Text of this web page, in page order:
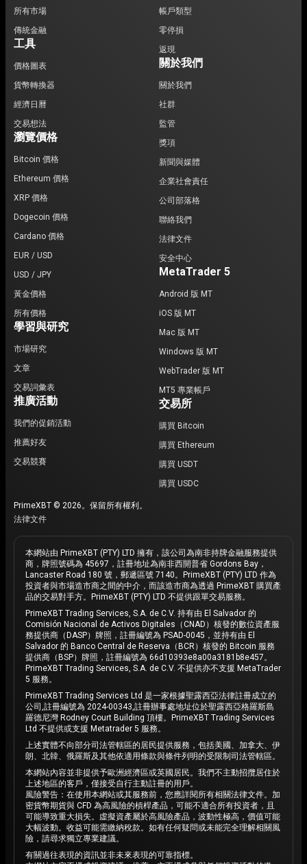
所有市場
傳統金融
工具
價格圖表
貨幣轉換器
經濟日曆
交易想法
瀏覽價格
Bitcoin 價格
Ethereum 價格
XRP 價格
Dogecoin 價格
Cardano 價格
EUR / USD
USD / JPY
黃金價格
所有價格
學習與研究
市場研究
文章
交易詞彙表
推廣活動
我們的促銷活動
推薦好友
交易競賽
帳戶類型
零停損
返現
關於我們
關於我們
社群
監管
獎項
新聞與媒體
企業社會責任
公司部落格
聯絡我們
法律文件
安全中心
MetaTrader 5
Android 版 MT
iOS 版 MT
Mac 版 MT
Windows 版 MT
WebTrader 版 MT
MT5 專業帳戶
交易所
購買 Bitcoin
購買 Ethereum
購買 USDT
購買 USDC
PrimeXBT © 2026。保留所有權利。
法律文件
本網站由 PrimeXBT (PTY) LTD 擁有，該公司為南非持牌金融服務提供
商，牌照號碼為 45697，註冊地址為南非西開普省 Gordons Bay，
Lancaster Road 180 號，郵遞區號 7140。PrimeXBT (PTY) LTD 作為
投資者與市場造市商之間的中介，而該造市商為透過 PrimeXBT 購買產
品的交易對手方。PrimeXBT (PTY) LTD 不提供跟單交易服務。
PrimeXBT Trading Services, S.A. de C.V. 持有由 El Salvador 的
Comisión Nacional de Activos Digitales（CNAD）核發的數位資產服
務提供商（DASP）牌照，註冊編號為 PSAD-0045，並持有由 El
Salvador 的 Banco Central de Reserva（BCR）核發的 Bitcoin 服務
提供商（BSP）牌照，註冊編號為 66d10393e8a00a3181b8e457。
PrimeXBT Trading Services, S.A. de C.V. 不提供亦不支援 MetaTrader
5 服務。
PrimeXBT Trading Services Ltd 是一家根據聖露西亞法律註冊成立的
公司,註冊編號為 2024-00343,註冊辦事處地址位於聖露西亞格羅斯島
羅德尼灣 Rodney Court Building 頂樓。PrimeXBT Trading Services
Ltd 不提供或支援 Metatrader 5 服務。
上述實體不向部分司法管轄區的居民提供服務，包括美國、加拿大、伊
朗、北韓、俄羅斯及其他依適用條款與條件列明的受限制司法管轄區。
本網站內容並非提供予歐洲經濟區或英國居民。我們不主動招攬居住於
上述地區的客戶，僅接受自行主動註冊的用戶。
風險警告：在使用本網站或其服務前，您應詳閱所有相關法律文件。加
密貨幣期貨與 CFD 為高風險的槓桿產品，可能不適合所有投資者，且
可能導致重大損失。虛擬資產屬於高風險產品，波動性極高，價值可能
大幅波動。收益可能需繳納稅款。如有任何疑問或未能完全理解相關風
險，請尋求獨立專業建議。
有關過往表現的資訊並非未來表現的可靠指標。